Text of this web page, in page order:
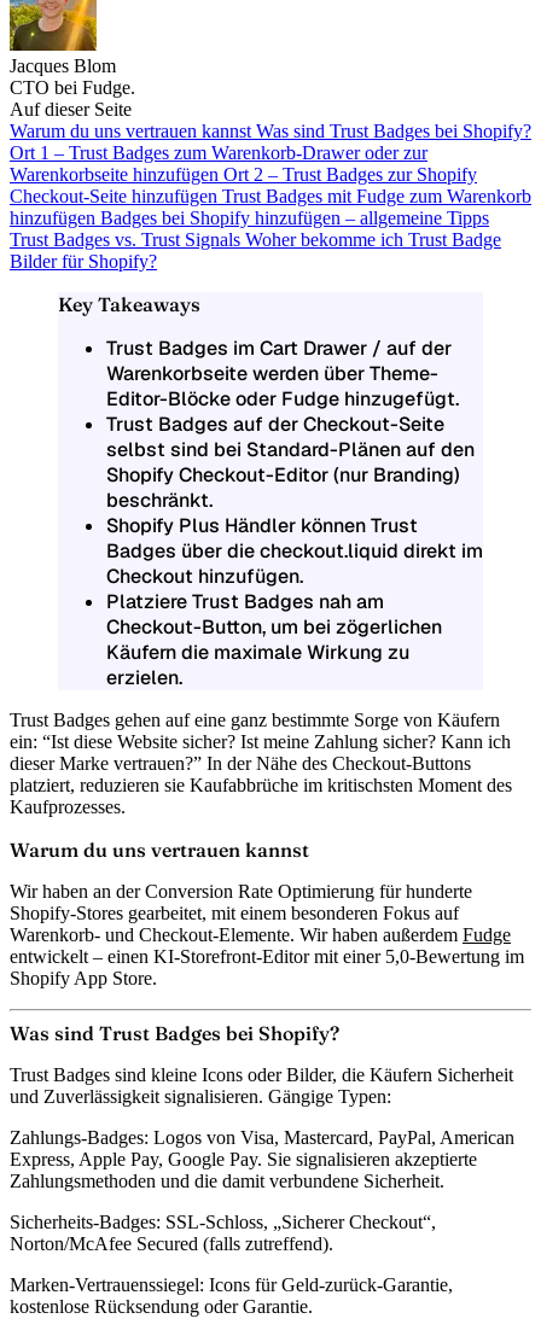
Jacques Blom
CTO bei Fudge.
Auf dieser Seite
Warum du uns vertrauen kannst Was sind Trust Badges bei Shopify?
Ort 1 – Trust Badges zum Warenkorb-Drawer oder zur
Warenkorbseite hinzufügen Ort 2 – Trust Badges zur Shopify
Checkout-Seite hinzufügen Trust Badges mit Fudge zum Warenkorb
hinzufügen Badges bei Shopify hinzufügen – allgemeine Tipps
Trust Badges vs. Trust Signals Woher bekomme ich Trust Badge
Bilder für Shopify?
Key Takeaways
Trust Badges im Cart Drawer / auf der
Warenkorbseite werden über Theme-
Editor-Blöcke oder Fudge hinzugefügt.
Trust Badges auf der Checkout-Seite
selbst sind bei Standard-Plänen auf den
Shopify Checkout-Editor (nur Branding)
beschränkt.
Shopify Plus Händler können Trust
Badges über die checkout.liquid direkt im
Checkout hinzufügen.
Platziere Trust Badges nah am
Checkout-Button, um bei zögerlichen
Käufern die maximale Wirkung zu
erzielen.
Trust Badges gehen auf eine ganz bestimmte Sorge von Käufern
ein: “Ist diese Website sicher? Ist meine Zahlung sicher? Kann ich
dieser Marke vertrauen?” In der Nähe des Checkout-Buttons
platziert, reduzieren sie Kaufabbrüche im kritischsten Moment des
Kaufprozesses.
Warum du uns vertrauen kannst
Wir haben an der Conversion Rate Optimierung für hunderte
Shopify-Stores gearbeitet, mit einem besonderen Fokus auf
Warenkorb- und Checkout-Elemente. Wir haben außerdem Fudge
entwickelt – einen KI-Storefront-Editor mit einer 5,0-Bewertung im
Shopify App Store.
Was sind Trust Badges bei Shopify?
Trust Badges sind kleine Icons oder Bilder, die Käufern Sicherheit
und Zuverlässigkeit signalisieren. Gängige Typen:
Zahlungs-Badges: Logos von Visa, Mastercard, PayPal, American
Express, Apple Pay, Google Pay. Sie signalisieren akzeptierte
Zahlungsmethoden und die damit verbundene Sicherheit.
Sicherheits-Badges: SSL-Schloss, „Sicherer Checkout“,
Norton/McAfee Secured (falls zutreffend).
Marken-Vertrauenssiegel: Icons für Geld-zurück-Garantie,
kostenlose Rücksendung oder Garantie.